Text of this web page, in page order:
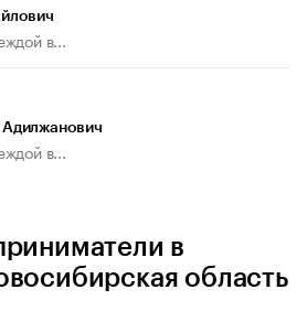
в...
в...
в
область